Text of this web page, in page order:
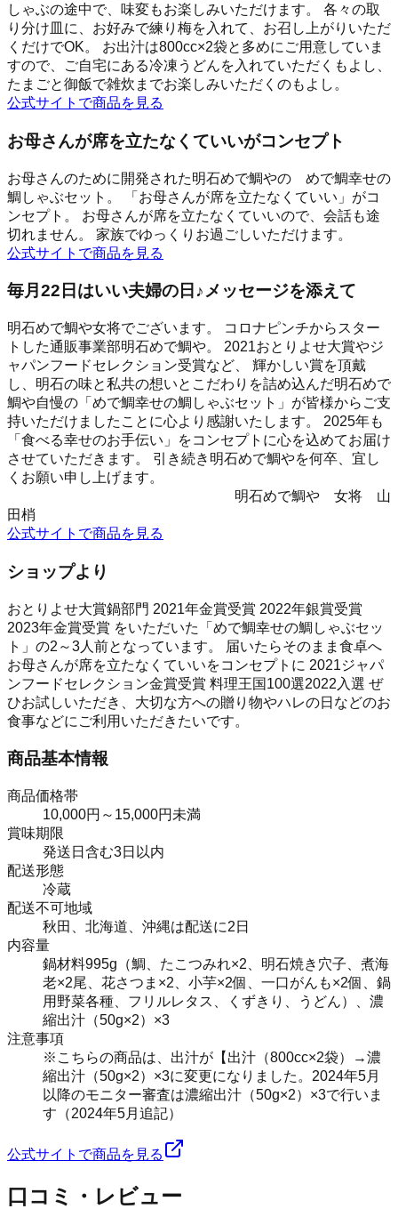
しゃぶの途中で、味変もお楽しみいただけます。 各々の取
り分け皿に、お好みで練り梅を入れて、お召し上がりいただ
くだけでOK。 お出汁は800cc×2袋と多めにご用意していま
すので、ご自宅にある冷凍うどんを入れていただくもよし、
たまごと御飯で雑炊までお楽しみいただくのもよし。
公式サイトで商品を見る
お母さんが席を立たなくていいがコンセプト
お母さんのために開発された明石めで鯛やの めで鯛幸せの
鯛しゃぶセット。 「お母さんが席を立たなくていい」がコ
ンセプト。 お母さんが席を立たなくていいので、会話も途
切れません。 家族でゆっくりお過ごしいただけます。
公式サイトで商品を見る
毎月22日はいい夫婦の日♪メッセージを添えて
明石めで鯛や女将でございます。 コロナピンチからスター
トした通販事業部明石めで鯛や。 2021おとりよせ大賞やジ
ャパンフードセレクション受賞など、 輝かしい賞を頂戴
し、明石の味と私共の想いとこだわりを詰め込んだ明石めで
鯛や自慢の「めで鯛幸せの鯛しゃぶセット」が皆様からご支
持いただけましたことに心より感謝いたします。 2025年も
「食べる幸せのお手伝い」をコンセプトに心を込めてお届け
させていただきます。 引き続き明石めで鯛やを何卒、宜し
くお願い申し上げます。
明石めで鯛や 女将 山
田梢
公式サイトで商品を見る
ショップより
おとりよせ大賞鍋部門 2021年金賞受賞 2022年銀賞受賞
2023年金賞受賞 をいただいた「めで鯛幸せの鯛しゃぶセッ
ト」の2～3人前となっています。 届いたらそのまま食卓へ
お母さんが席を立たなくていいをコンセプトに 2021ジャパ
ンフードセレクション金賞受賞 料理王国100選2022入選 ぜ
ひお試しいただき、大切な方への贈り物やハレの日などのお
食事などにご利用いただきたいです。
商品基本情報
商品価格帯
10,000円～15,000円未満
賞味期限
発送日含む3日以内
配送形態
冷蔵
配送不可地域
秋田、北海道、沖縄は配送に2日
内容量
鍋材料995g（鯛、たこつみれ×2、明石焼き穴子、煮海
老×2尾、花さつま×2、小芋×2個、一口がんも×2個、鍋
用野菜各種、フリルレタス、くずきり、うどん）、濃
縮出汁（50g×2）×3
注意事項
※こちらの商品は、出汁が【出汁（800cc×2袋）→濃
縮出汁（50g×2）×3に変更になりました。2024年5月
以降のモニター審査は濃縮出汁（50g×2）×3で行いま
す（2024年5月追記）
公式サイトで商品を見る
口コミ・レビュー